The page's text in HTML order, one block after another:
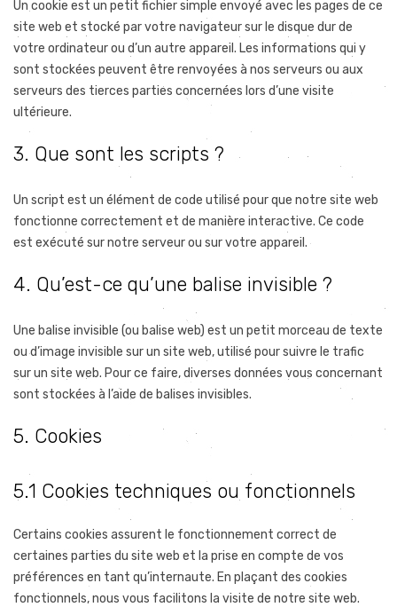
Un cookie est un petit fichier simple envoyé avec les pages de ce
site web et stocké par votre navigateur sur le disque dur de
votre ordinateur ou d’un autre appareil. Les informations qui y
sont stockées peuvent être renvoyées à nos serveurs ou aux
serveurs des tierces parties concernées lors d’une visite
ultérieure.
3. Que sont les scripts ?
Un script est un élément de code utilisé pour que notre site web
fonctionne correctement et de manière interactive. Ce code
est exécuté sur notre serveur ou sur votre appareil.
4. Qu’est-ce qu’une balise invisible ?
Une balise invisible (ou balise web) est un petit morceau de texte
ou d’image invisible sur un site web, utilisé pour suivre le trafic
sur un site web. Pour ce faire, diverses données vous concernant
sont stockées à l’aide de balises invisibles.
5. Cookies
5.1 Cookies techniques ou fonctionnels
Certains cookies assurent le fonctionnement correct de
certaines parties du site web et la prise en compte de vos
préférences en tant qu’internaute. En plaçant des cookies
fonctionnels, nous vous facilitons la visite de notre site web.